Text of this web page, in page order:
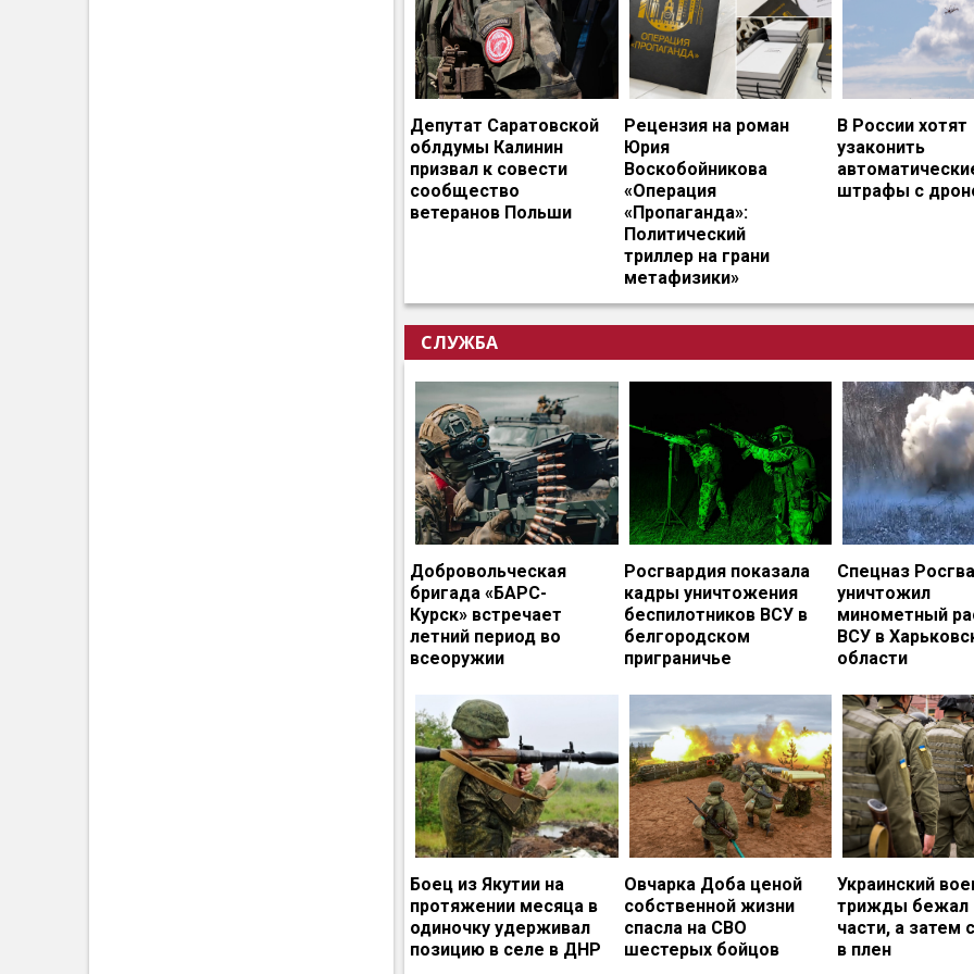
Депутат Саратовской
облдумы Калинин
призвал к совести
сообщество
ветеранов Польши
Рецензия на роман
Юрия
Воскобойникова
«Операция
«Пропаганда»:
Политический
триллер на грани
метафизики»
В России хотят
узаконить
штрафы с
СЛУЖБА
Добровольческая
бригада «БАРС-
Курск» встречает
летний период во
всеоружии
Росгвардия показала
кадры уничтожения
беспилотников ВСУ в
белгородском
приграничье
Спецназ
уничтожил
минометный
ВСУ в
области
Боец из Якутии на
протяжении месяца в
одиночку удерживал
позицию в селе в ДНР
Овчарка Доба ценой
собственной жизни
спасла на СВО
шестерых бойцов
Украинский
трижды бежал
части, а затем
в плен